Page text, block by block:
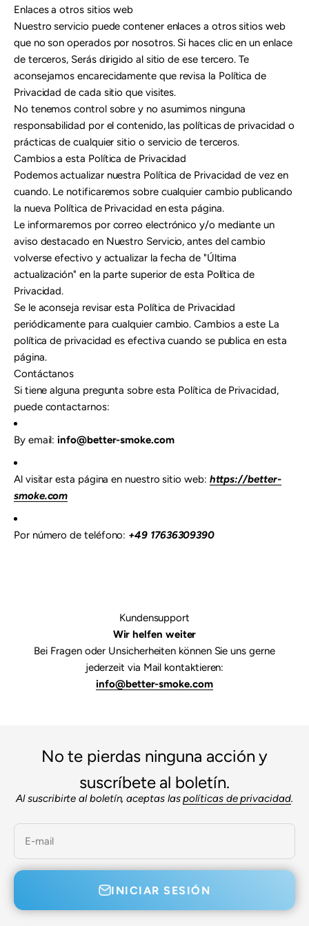
Enlaces a otros sitios web
Nuestro servicio puede contener enlaces a otros sitios web
que no son operados por nosotros. Si haces clic en un enlace
de terceros, Serás dirigido al sitio de ese tercero. Te
aconsejamos encarecidamente que revisa la Política de
Privacidad de cada sitio que visites.
No tenemos control sobre y no asumimos ninguna
responsabilidad por el contenido, las políticas de privacidad o
prácticas de cualquier sitio o servicio de terceros.
Cambios a esta Política de Privacidad
Podemos actualizar nuestra Política de Privacidad de vez en
cuando. Le notificaremos sobre cualquier cambio publicando
la nueva Política de Privacidad en esta página.
Le informaremos por correo electrónico y/o mediante un
aviso destacado en Nuestro Servicio, antes del cambio
volverse efectivo y actualizar la fecha de "Última
actualización" en la parte superior de esta Política de
Privacidad.
Se le aconseja revisar esta Política de Privacidad
periódicamente para cualquier cambio. Cambios a este La
política de privacidad es efectiva cuando se publica en esta
página.
Contáctanos
Si tiene alguna pregunta sobre esta Política de Privacidad,
puede contactarnos:
By email: info@better-smoke.com
Al visitar esta página en nuestro sitio web: https://better-
smoke.com
Por número de teléfono: +49 17636309390
Kundensupport
Wir helfen weiter
Bei Fragen oder Unsicherheiten können Sie uns gerne
jederzeit via Mail kontaktieren:
info@better-smoke.com
No te pierdas ninguna acción y
suscríbete al boletín.
Al suscribirte al boletín, aceptas laspolíticas de privacidad.
E-mail
INICIAR SESIÓN